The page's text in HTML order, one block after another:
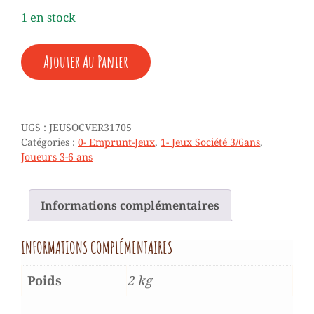
1 en stock
QUANTITÉ
DE
LE
ANS
(EMPRUNT)
Ajouter Au Panier
UGS : JEUSOCVER31705
Catégories : 0- Emprunt-Jeux, 1- Jeux Société 3/6ans,
Joueurs 3-6 ans
Informations complémentaires
INFORMATIONS COMPLÉMENTAIRES
Poids 2 kg